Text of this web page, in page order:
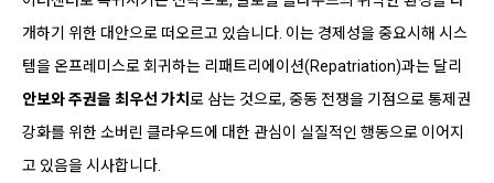
개하기 위한 대안으로 떠오르고 있습니다. 이는 경제성을 중요시해 시스
템을 온프레미스로 회귀하는 리패트리에이션(Repatriation)과는 달리
안보와 주권을 최우선 가치 로 삼는 것으로, 중동 전쟁을 기점으로 통제권
강화를 위한 소버린 클라우드에 대한 관심이 실질적인 행동으로 이어지
고 있음을 시사합니다.